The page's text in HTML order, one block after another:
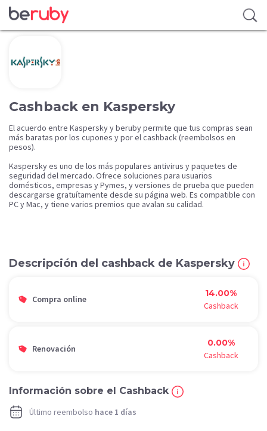
Cashback en Kaspersky
El acuerdo entre Kaspersky y beruby permite que tus compras sean
más baratas por los cupones y por el cashback (reembolsos en
pesos).
Kaspersky es uno de los más populares antivirus y paquetes de
seguridad del mercado. Ofrece soluciones para usuarios
domésticos, empresas y Pymes, y versiones de prueba que pueden
descargarse gratuítamente desde su página web. Es compatible con
PC y Mac, y tiene varios premios que avalan su calidad.
Descripción del cashback de Kaspersky
Compra online
14.00%
Cashback
Renovación
0.00%
Cashback
Información sobre el Cashback
Último reembolso hace 1 días